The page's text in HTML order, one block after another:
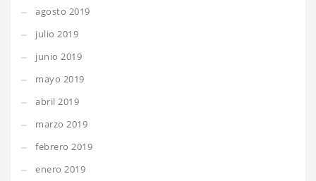
agosto 2019
julio 2019
junio 2019
mayo 2019
abril 2019
marzo 2019
febrero 2019
enero 2019